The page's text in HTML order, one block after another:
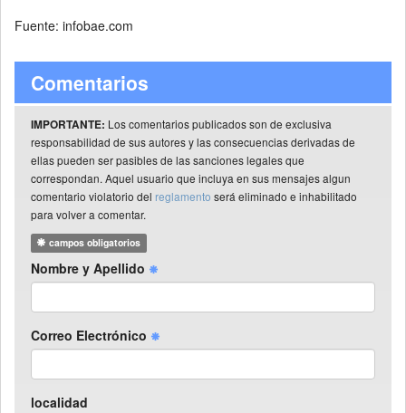
Fuente: infobae.com
Comentarios
IMPORTANTE: Los comentarios publicados son de exclusiva
responsabilidad de sus autores y las consecuencias derivadas de
ellas pueden ser pasibles de las sanciones legales que
correspondan. Aquel usuario que incluya en sus mensajes algun
comentario violatorio del reglamento será eliminado e inhabilitado
para volver a comentar.
campos obligatorios
Nombre y Apellido
Correo Electrónico
localidad